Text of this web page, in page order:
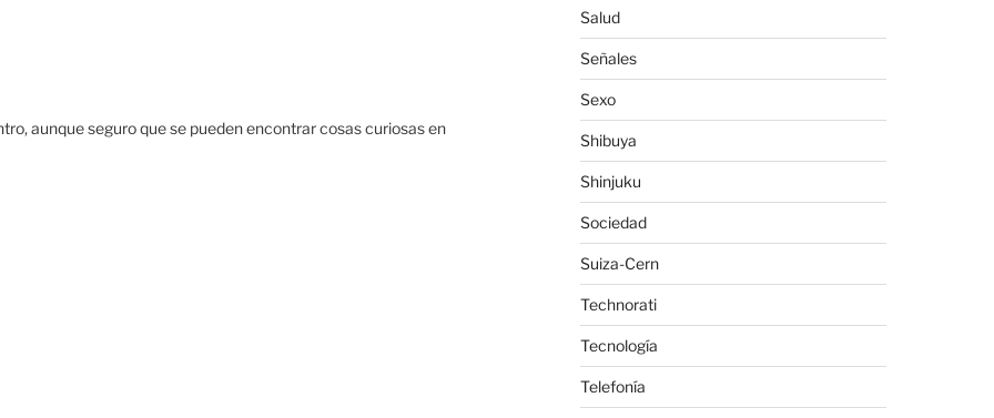
aunque seguro que se pueden encontrar cosas curiosas en
Salud
Señales
Sexo
Shibuya
Shinjuku
Sociedad
Suiza-Cern
Technorati
Tecnología
Telefonía